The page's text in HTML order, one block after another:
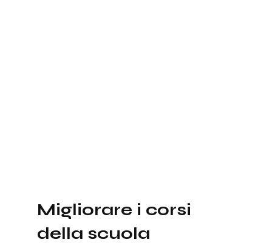
Migliorare i corsi
della scuola